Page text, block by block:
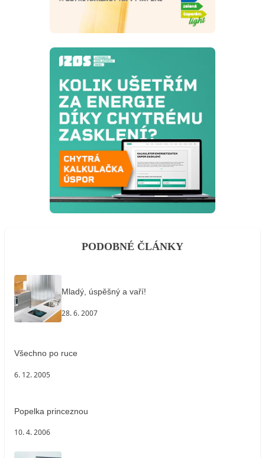
PODOBNÉ ČLÁNKY
Mladý, úspěšný a vaří!
28. 6. 2007
Všechno po ruce
6. 12. 2005
Popelka princeznou
10. 4. 2006